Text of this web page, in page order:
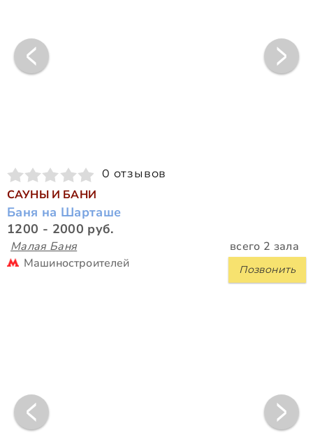
0 отзывов
САУНЫ И БАНИ
Баня на Шарташе
1200 - 2000 руб.
Малая Баня всего 2 зала
Позвонить
Машиностроителей